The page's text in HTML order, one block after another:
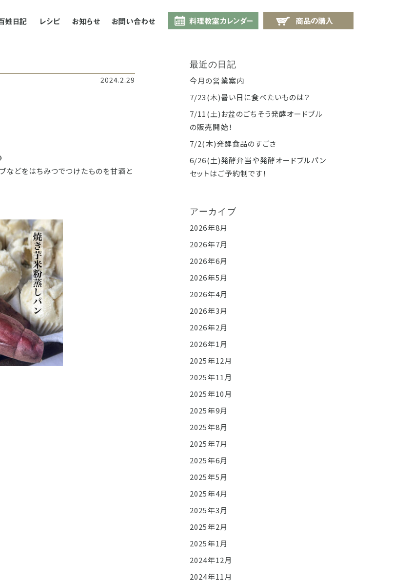
料理教室カレンダー
お問合せ
お知らせ
レシピ
百姓日記
2024.2.29
ブなどをはちみつでつけたものを甘酒と
最近の日記
今月の営業案内
7/23(木)暑い日に食べたいものは？
7/11(土)お盆のごちそう発酵オードブル
の販売開始！
7/2(木)発酵食品のすごさ
6/26(土)発酵弁当や発酵オードブルパン
セットはご予約制です！
アーカイブ
2026年8月
2026年7月
2026年6月
2026年5月
2026年4月
2026年3月
2026年2月
2026年1月
2025年12月
2025年11月
2025年10月
2025年9月
2025年8月
2025年7月
2025年6月
2025年5月
2025年4月
2025年3月
2025年2月
2025年1月
2024年12月
2024年11月